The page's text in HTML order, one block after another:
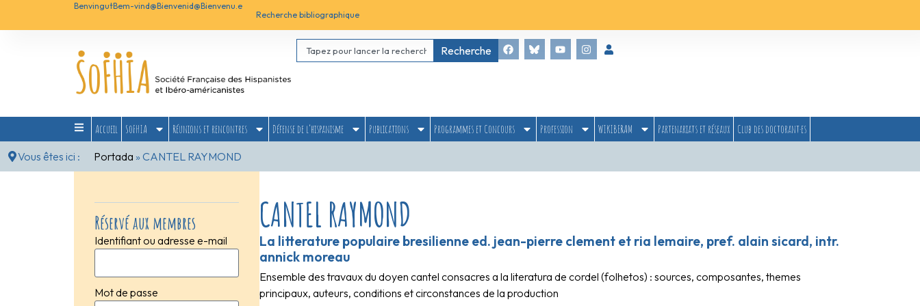
BenvingutBem-vind@Bienvenid@Bienvenu.e
Recherche bibliographique
Recherche
Accueil SoFHIA Réunions et rencontres Défense de l’hispanisme Publications Programmes et Concours Profession WIKIBERAM Partenariats et réseaux
Club des doctorant·es
Vous êtes ici :
Portada »CANTEL RAYMOND
Réservé aux membres
Identifiant ou adresse e-mail
Mot de passe
CANTEL RAYMOND
La litterature populaire bresilienne ed. jean-pierre clement et ria lemaire, pref. alain sicard, intr.
annick moreau
Ensemble des travaux du doyen cantel consacres a la literatura de cordel (folhetos) : sources, composantes, themes
principaux, auteurs, conditions et circonstances de la production